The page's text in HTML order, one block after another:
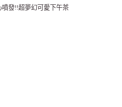
噴發!!超夢幻可愛下午茶